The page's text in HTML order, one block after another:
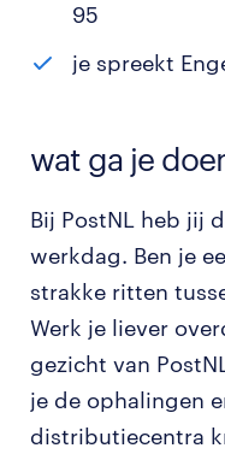
95
je spreekt
wat ga je
Bij PostNL heb jij
werkdag. Ben je
strakke ritten
Werk je liever
gezicht van
je de ophalingen
distributiecentra